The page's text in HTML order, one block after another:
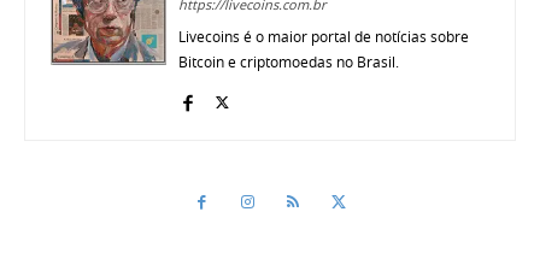
https://livecoins.com.br
Livecoins é o maior portal de notícias sobre
Bitcoin e criptomoedas no Brasil.